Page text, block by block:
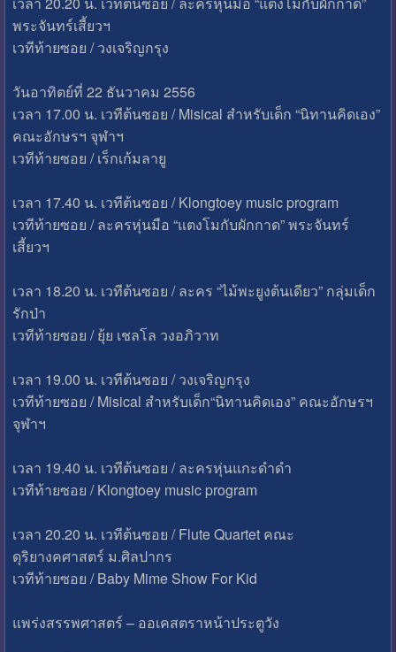
พระจันทร์เสี้ยวฯ
เวทีท้ายซอย / วงเจริญกรุง
วันอาทิตย์ที่ 22 ธันวาคม 2556
เวลา 17.00 น. เวทีต้นซอย / Misical สำหรับเด็ก “นิทานคิดเอง”
คณะอักษรฯ จุฬาฯ
เวทีท้ายซอย / เร็กเก้มลายู
เวลา 17.40 น. เวทีต้นซอย / Klongtoey music program
เวทีท้ายซอย / ละครหุ่นมือ “แตงโมกับผักกาด” พระจันทร์
เสี้ยวฯ
เวลา 18.20 น. เวทีต้นซอย / ละคร “ไม้พะยูงต้นเดียว” กลุ่มเด็ก
รักป่า
เวทีท้ายซอย / ยุ้ย เชลโล วงอภิวาท
เวลา 19.00 น. เวทีต้นซอย / วงเจริญกรุง
เวทีท้ายซอย / Misical สำหรับเด็ก“นิทานคิดเอง” คณะอักษรฯ
จุฬาฯ
เวลา 19.40 น. เวทีต้นซอย / ละครหุ่นแกะดำดำ
เวทีท้ายซอย / Klongtoey music program
เวลา 20.20 น. เวทีต้นซอย / Flute Quartet คณะ
ดุริยางคศาสตร์ ม.ศิลปากร
เวทีท้ายซอย / Baby Mime Show For Kid
แพร่งสรรพศาสตร์ – ออเคสตราหน้าประตูวัง